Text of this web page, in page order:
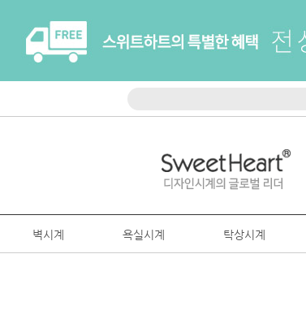
벽시계 욕실시계 탁상시계